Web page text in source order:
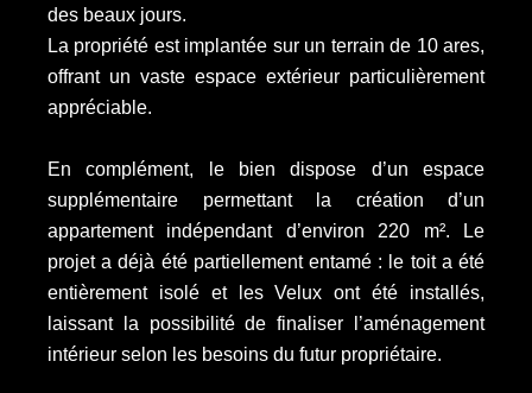
des beaux jours.
La propriété est implantée sur un terrain de 10 ares,
offrant un vaste espace extérieur particulièrement
appréciable.
En complément, le bien dispose d’un espace
supplémentaire permettant la création d’un
appartement indépendant d’environ 220 m². Le
projet a déjà été partiellement entamé : le toit a été
entièrement isolé et les Velux ont été installés,
laissant la possibilité de finaliser l’aménagement
intérieur selon les besoins du futur propriétaire.